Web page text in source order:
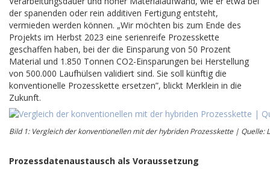
der spanenden oder rein additiven Fertigung entsteht,
vermieden werden können. „Wir möchten bis zum Ende des
Projekts im Herbst 2023 eine serienreife Prozesskette
geschaffen haben, bei der die Einsparung von 50 Prozent
Material und 1.850 Tonnen CO2-Einsparungen bei Herstellung
von 500.000 Laufhülsen validiert sind. Sie soll künftig die
konventionelle Prozesskette ersetzen”, blickt Merklein in die
Zukunft.
Bild 1: Vergleich der konventionellen mit der hybriden Prozesskette | Quelle:
Prozessdatenaustausch als Voraussetzung